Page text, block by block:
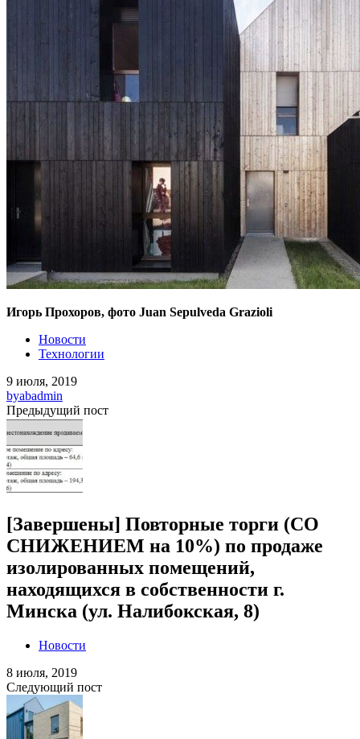
Игорь Прохоров, фото Juan Sepulveda Grazioli
Новости
Технологии
9 июля, 2019
byabadmin
Предыдущий пост
[Завершены] Повторные торги (СО
СНИЖЕНИЕМ на 10%) по продаже
изолированных помещений,
находящихся в собственности г.
Минска (ул. Налибокская, 8)
Новости
8 июля, 2019
Следующий пост